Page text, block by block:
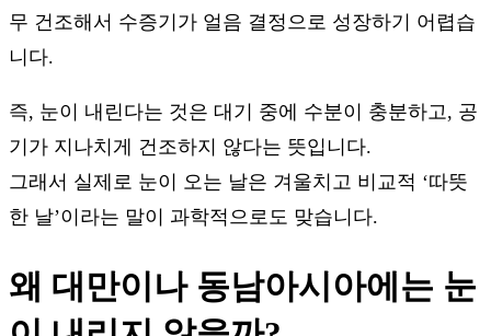
무 건조해서 수증기가 얼음 결정으로 성장하기 어렵습
니다.
즉, 눈이 내린다는 것은 대기 중에 수분이 충분하고, 공
기가 지나치게 건조하지 않다는 뜻입니다.
그래서 실제로 눈이 오는 날은 겨울치고 비교적 ‘따뜻
한 날’이라는 말이 과학적으로도 맞습니다.
왜 대만이나 동남아시아에는 눈